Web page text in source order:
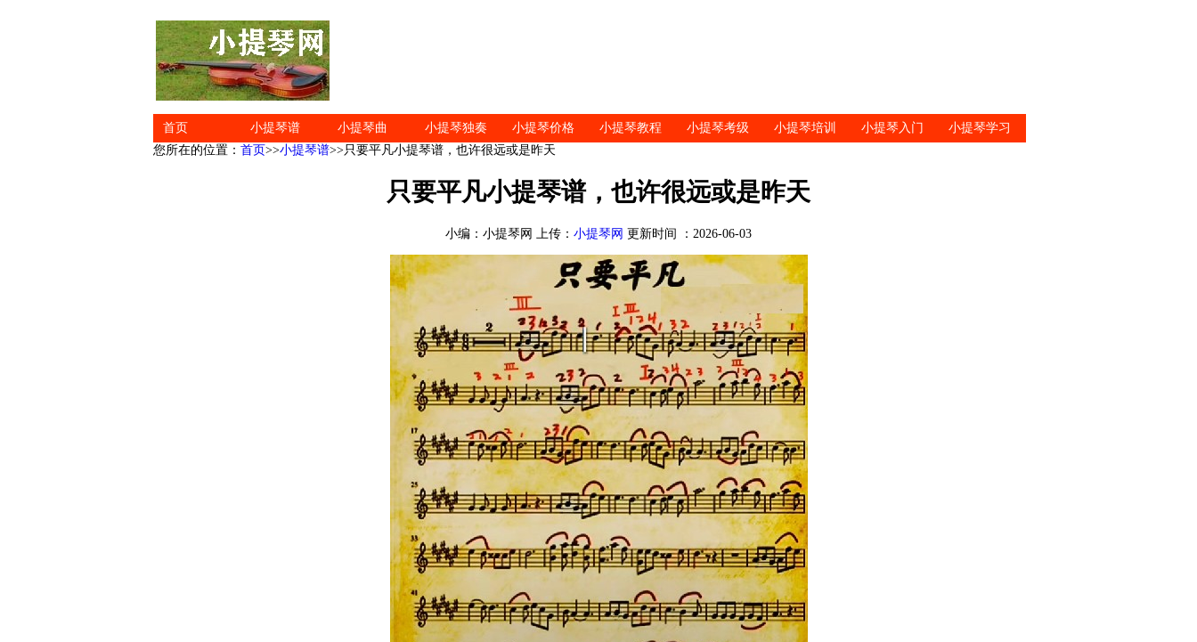
首页 小提琴谱 小提琴曲 小提琴独奏 小提琴价格 小提琴教程 小提琴考级 小提琴培训 小提琴入门
小提琴学习
您所在的位置： 首页>>小提琴谱>>只要平凡小提琴谱，也许很远或是昨天
只要平凡小提琴谱，也许很远或是昨天
小编：小提琴网 上传： 小提琴网 更新时间 ：2026-06-03